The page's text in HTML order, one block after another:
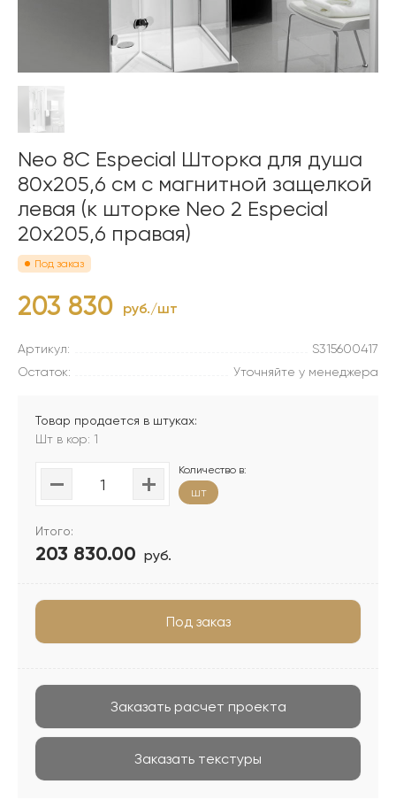
Neo 8C Especial Шторка для душа
80х205,6 см c магнитной защелкой
левая (к шторке Neo 2 Especial
20x205,6 правая)
Под заказ
203 830 руб./шт
Артикул:
S315600417
Остаток:
Уточняйте у менеджера
Товар продается в штуках:
Шт в кор: 1
Количество в:
шт
Итого:
203 830.00 руб.
Под заказ
Заказать расчет проекта
Заказать текстуры